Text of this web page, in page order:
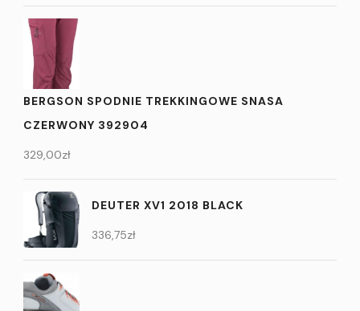
BERGSON SPODNIE TREKKINGOWE SNASA
CZERWONY 392904
329,00zł
DEUTER XV1 2018 BLACK
336,75zł